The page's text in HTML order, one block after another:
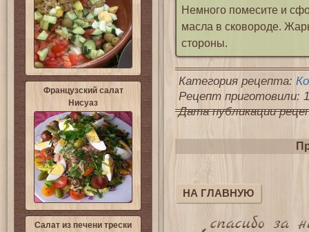
Французский салат
Нисуаз
Салат из печени трески
Немного помесите и
масла в сковороде.
стороны.
Категория рецепта:
Рецепт приготовили:
Дата публикации
НА ГЛАВНУЮ